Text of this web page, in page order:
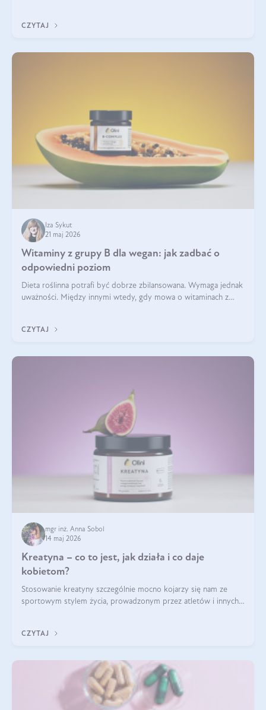
CZYTAJ
Iza Sykut
21 maj 2026
Witaminy z grupy B dla wegan: jak zadbać o
odpowiedni poziom
Dieta roślinna potrafi być dobrze zbilansowana. Wymaga jednak
uważności. Między innymi wtedy, gdy mowa o witaminach z
CZYTAJ
mgr inż. Anna Sobol
14 maj 2026
Kreatyna – co to jest, jak działa i co daje
kobietom?
Stosowanie kreatyny szczególnie mocno kojarzy się nam ze
sportowym stylem życia, prowadzonym przez atletów i innych
zwiększa masę
CZYTAJ